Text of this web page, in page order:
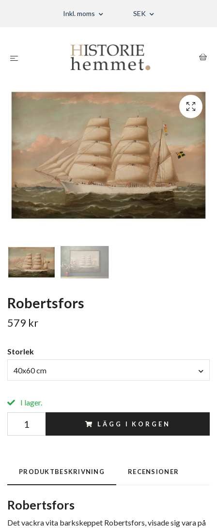
Inkl. moms SEK
Robertsfors
579 kr
Storlek
40x60 cm
I lager.
LÄGG I KORGEN
PRODUKTBESKRIVNING RECENSIONER
Robertsfors
Det vackra vita barkskeppet Robertsfors, visade sig vara på